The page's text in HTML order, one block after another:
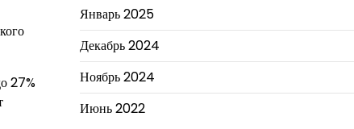
27%
Январь 2025
Декабрь 2024
Ноябрь 2024
Июнь 2022